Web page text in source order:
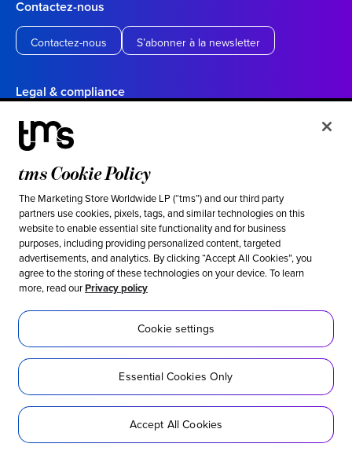
Contactez-nous
Contactez-nous S’abonner à la newsletter
Legal & compliance
Politique de confidentialité
Conditions d’utilisation
Vos choix en matière de confidentialité en Californie
Cookie settings
Ethical & social responsibility
Notre position contre l’esclavage moderne
Politique d’inclusion
Développement durable
Accessibilité
Réseaux sociaux
© 2026 tms
tms Cookie Policy
The Marketing Store Worldwide LP (“tms”) and our third party
partners use cookies, pixels, tags, and similar technologies on this
website to enable essential site functionality and for business
purposes, including providing personalized content, targeted
advertisements, and analytics. By clicking “Accept All Cookies”, you
agree to the storing of these technologies on your device. To learn
more, read ourPrivacy policy
Cookie settings
Essential Cookies Only
Accept All Cookies